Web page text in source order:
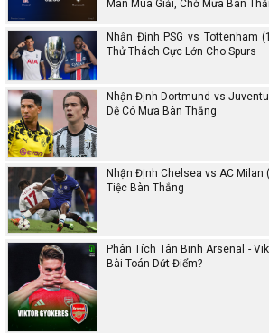
Màn Mùa Giải, Chờ Mưa Bàn
Nhận Định PSG vs Tottenham
Thử Thách Cực Lớn Cho Spurs
Nhận Định Dortmund vs
Dễ Có Mưa Bàn Thắng
Nhận Định Chelsea vs AC
Tiệc Bàn Thắng
Phân Tích Tân Binh Arsenal -
Bài Toán Dứt Điểm?